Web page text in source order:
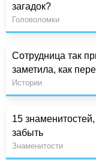
загадок?
Головоломки
Сотрудница так
заметила, как
Истории
15
забыть
Знаменитости